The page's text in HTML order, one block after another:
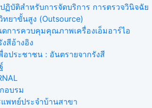
ฏิบัติสำหรับการจัดบริการ การตรวจวินิจฉัย
ทยาขั้นสูง (Outsource)
การควบคุมคุณภาพเครื่องเอ็มอาร์ไอ
สีอ้างอิง
อประชาชน : อันตรายจากรังสี
อบรม
พทย์ประจำบ้านสาขา